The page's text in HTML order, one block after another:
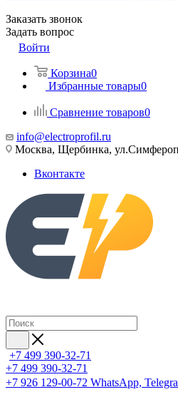
Заказать звонок
Задать вопрос
Войти
Корзина0
Избранные товары0
Сравнение товаров0
info@electroprofil.ru
Москва, Щербинка,
Вконтакте
+7 499 390-32-71
+7 499 390-32-71
+7 926 129-00-72 WhatsApp,